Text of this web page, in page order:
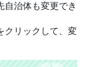
自治体も変更でき
クリックして、変